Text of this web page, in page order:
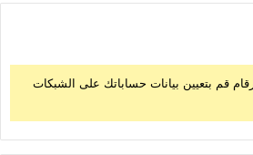
قم بتعيين بيانات حساباتك على الشبكات